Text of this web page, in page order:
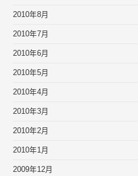
2010年8月
2010年7月
2010年6月
2010年5月
2010年4月
2010年3月
2010年2月
2010年1月
2009年12月